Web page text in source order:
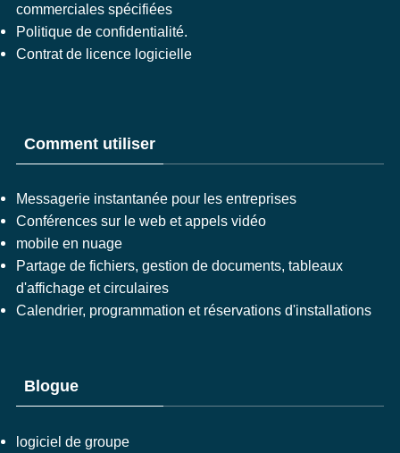
commerciales spécifiées
Politique de confidentialité.
Contrat de licence logicielle
Comment utiliser
Messagerie instantanée pour les entreprises
Conférences sur le web et appels vidéo
mobile en nuage
Partage de fichiers, gestion de documents, tableaux
d'affichage et circulaires
Calendrier, programmation et réservations d'installations
Blogue
logiciel de groupe